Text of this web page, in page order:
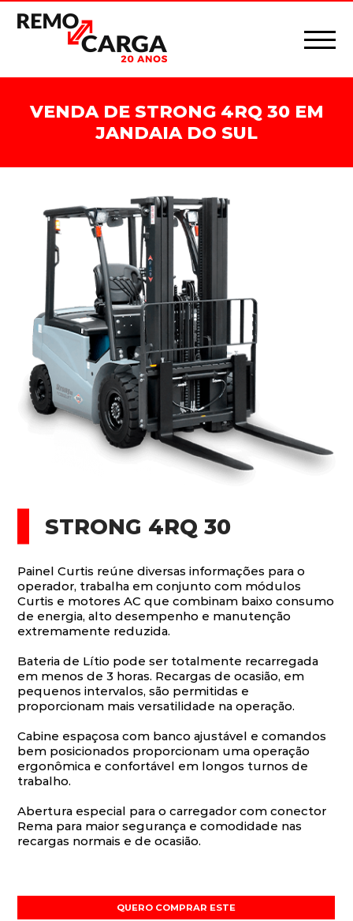
VENDA DE STRONG 4RQ 30 EM
JANDAIA DO SUL
STRONG 4RQ 30
Painel Curtis reúne diversas informações para o
operador, trabalha em conjunto com módulos
Curtis e motores AC que combinam baixo consumo
de energia, alto desempenho e manutenção
extremamente reduzida.
Bateria de Lítio pode ser totalmente recarregada
em menos de 3 horas. Recargas de ocasião, em
pequenos intervalos, são permitidas e
proporcionam mais versatilidade na operação.
Cabine espaçosa com banco ajustável e comandos
bem posicionados proporcionam uma operação
ergonômica e confortável em longos turnos de
trabalho.
Abertura especial para o carregador com conector
Rema para maior segurança e comodidade nas
recargas normais e de ocasião.
QUERO COMPRAR ESTE